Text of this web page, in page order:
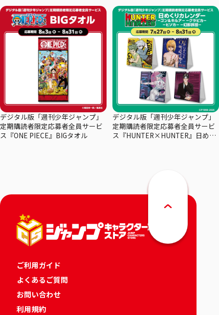
デジタル版「週刊少年ジャンプ」
定期購読者限定応募者全員サービ
ス『ONE PIECE』BIGタオル
デジタル版「週刊少年ジャンプ」
定期購読者限定応募者全員サービ
ス『HUNTER×HUNTER』日めく
ご利用ガイド
よくあるご質問
お問い合わせ
利用規約